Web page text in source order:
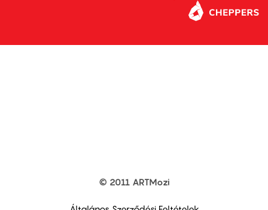
© 2011 ARTMozi